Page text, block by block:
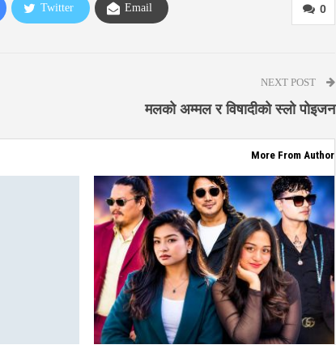
0
Twitter Email
NEXT POST
मलको अम्मल र विषादीको स्लो पोइजन
More From Author